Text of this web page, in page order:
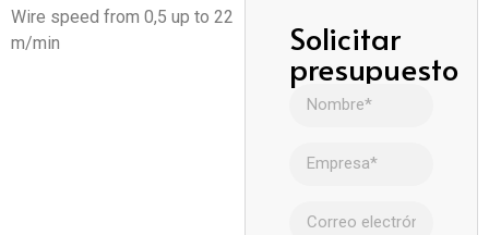
Wire speed from 0,5 up to 22
m/min
Solicitar
presupuesto